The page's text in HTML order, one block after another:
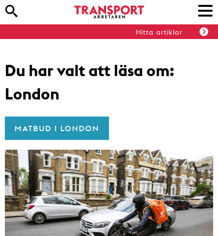
Hitta artiklar
Du har valt att läsa om:
London
MATBUD I LONDON